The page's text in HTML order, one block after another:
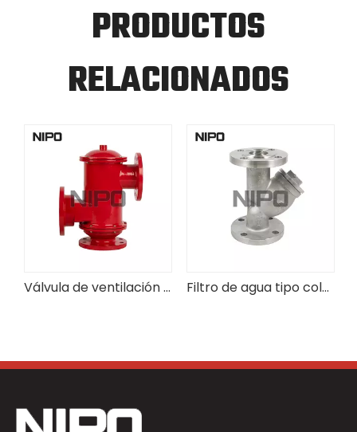
PRODUCTOS
RELACIONADOS
Válvula de ventilación con boquilla de conexión Filtro de agua tipo colador tipo Y de malla 40/80/100 diseñado por OEM